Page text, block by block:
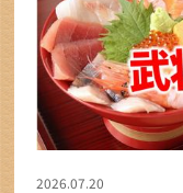
2026.07.20